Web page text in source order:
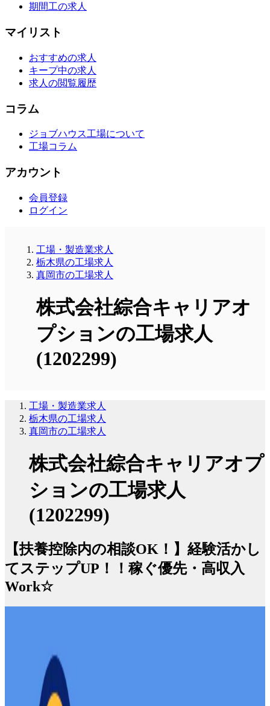
期間工の求人
マイリスト
おすすめの求人
キープ中の求人
求人の閲覧履歴
コラム
ジョブハウス工場について
工場コラム
アカウント
会員登録
ログイン
工場・製造業求人
栃木県の工場求人
真岡市の工場求人
株式会社綜合キャリアオ
プションの工場求人
(1202299)
工場・製造業求人
栃木県の工場求人
真岡市の工場求人
株式会社綜合キャリアオプ
ションの工場求人
(1202299)
【扶養控除内の相談OK！】経験活かし
てステップUP！！稼ぐ優先・高収入
Work☆